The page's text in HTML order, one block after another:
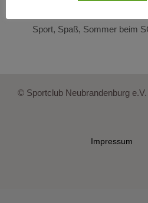
Sport, Spaß, Sommer beim
© Sportclub Neubrandenburg
Impressum